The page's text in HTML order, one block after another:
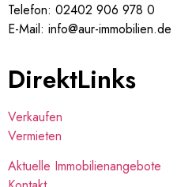
Telefon: 02402 906 978 0
E-Mail: info@aur-immobilien.de
DirektLinks
Verkaufen
Vermieten
Aktuelle Immobilienangebote